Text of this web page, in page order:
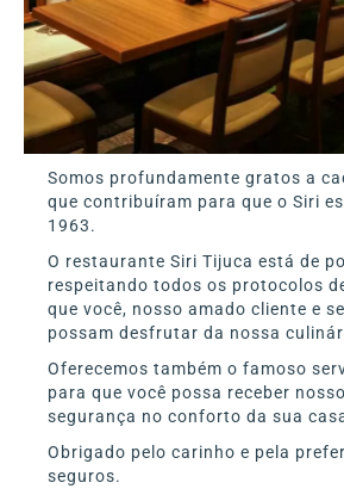
Somos profundamente gratos a
que contribuíram para que o Siri
1963.
O restaurante Siri Tijuca está de
respeitando todos os protocolos
que você, nosso amado cliente e
possam desfrutar da nossa
Oferecemos também o famoso
para que você possa receber
segurança no conforto da sua
Obrigado pelo carinho e pela
seguros.